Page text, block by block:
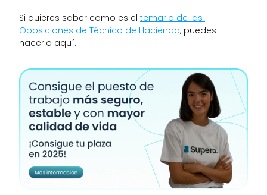
Si quieres saber como es el temario de las
Oposiciones de Técnico de Hacienda, puedes
hacerlo aquí.